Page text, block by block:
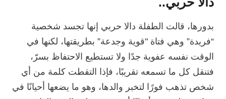
بدورها، قالت الطفلة دالا حربي إنها تجسد شخصية
“فريدة” وهي فتاة "قوية وجدعة” بطريقتها، لكنها في
الوقت نفسه عفوية جدًا ولا تستطيع الاحتفاظ بسرّ،
فتنقل كل ما تسمعه تقريبًا، فإذا التقطت كلمة من أي
شخص تذهب فورًا لتخبر والدها، وهو ما يضعها أحيانًا في